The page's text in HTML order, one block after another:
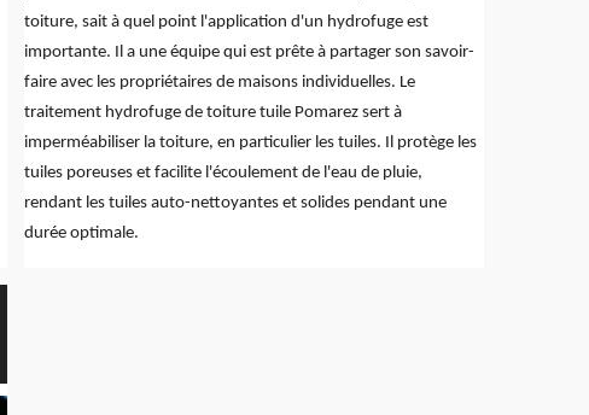
toiture, sait à quel point l'application d'un hydrofuge est
importante. Il a une équipe qui est prête à partager son savoir-
faire avec les propriétaires de maisons individuelles. Le
traitement hydrofuge de toiture tuile Pomarez sert à
imperméabiliser la toiture, en particulier les tuiles. Il protège les
tuiles poreuses et facilite l'écoulement de l'eau de pluie,
rendant les tuiles auto-nettoyantes et solides pendant une
durée optimale.